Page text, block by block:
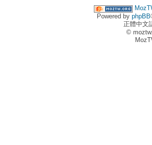
Powered by phpBB
正體中文
©